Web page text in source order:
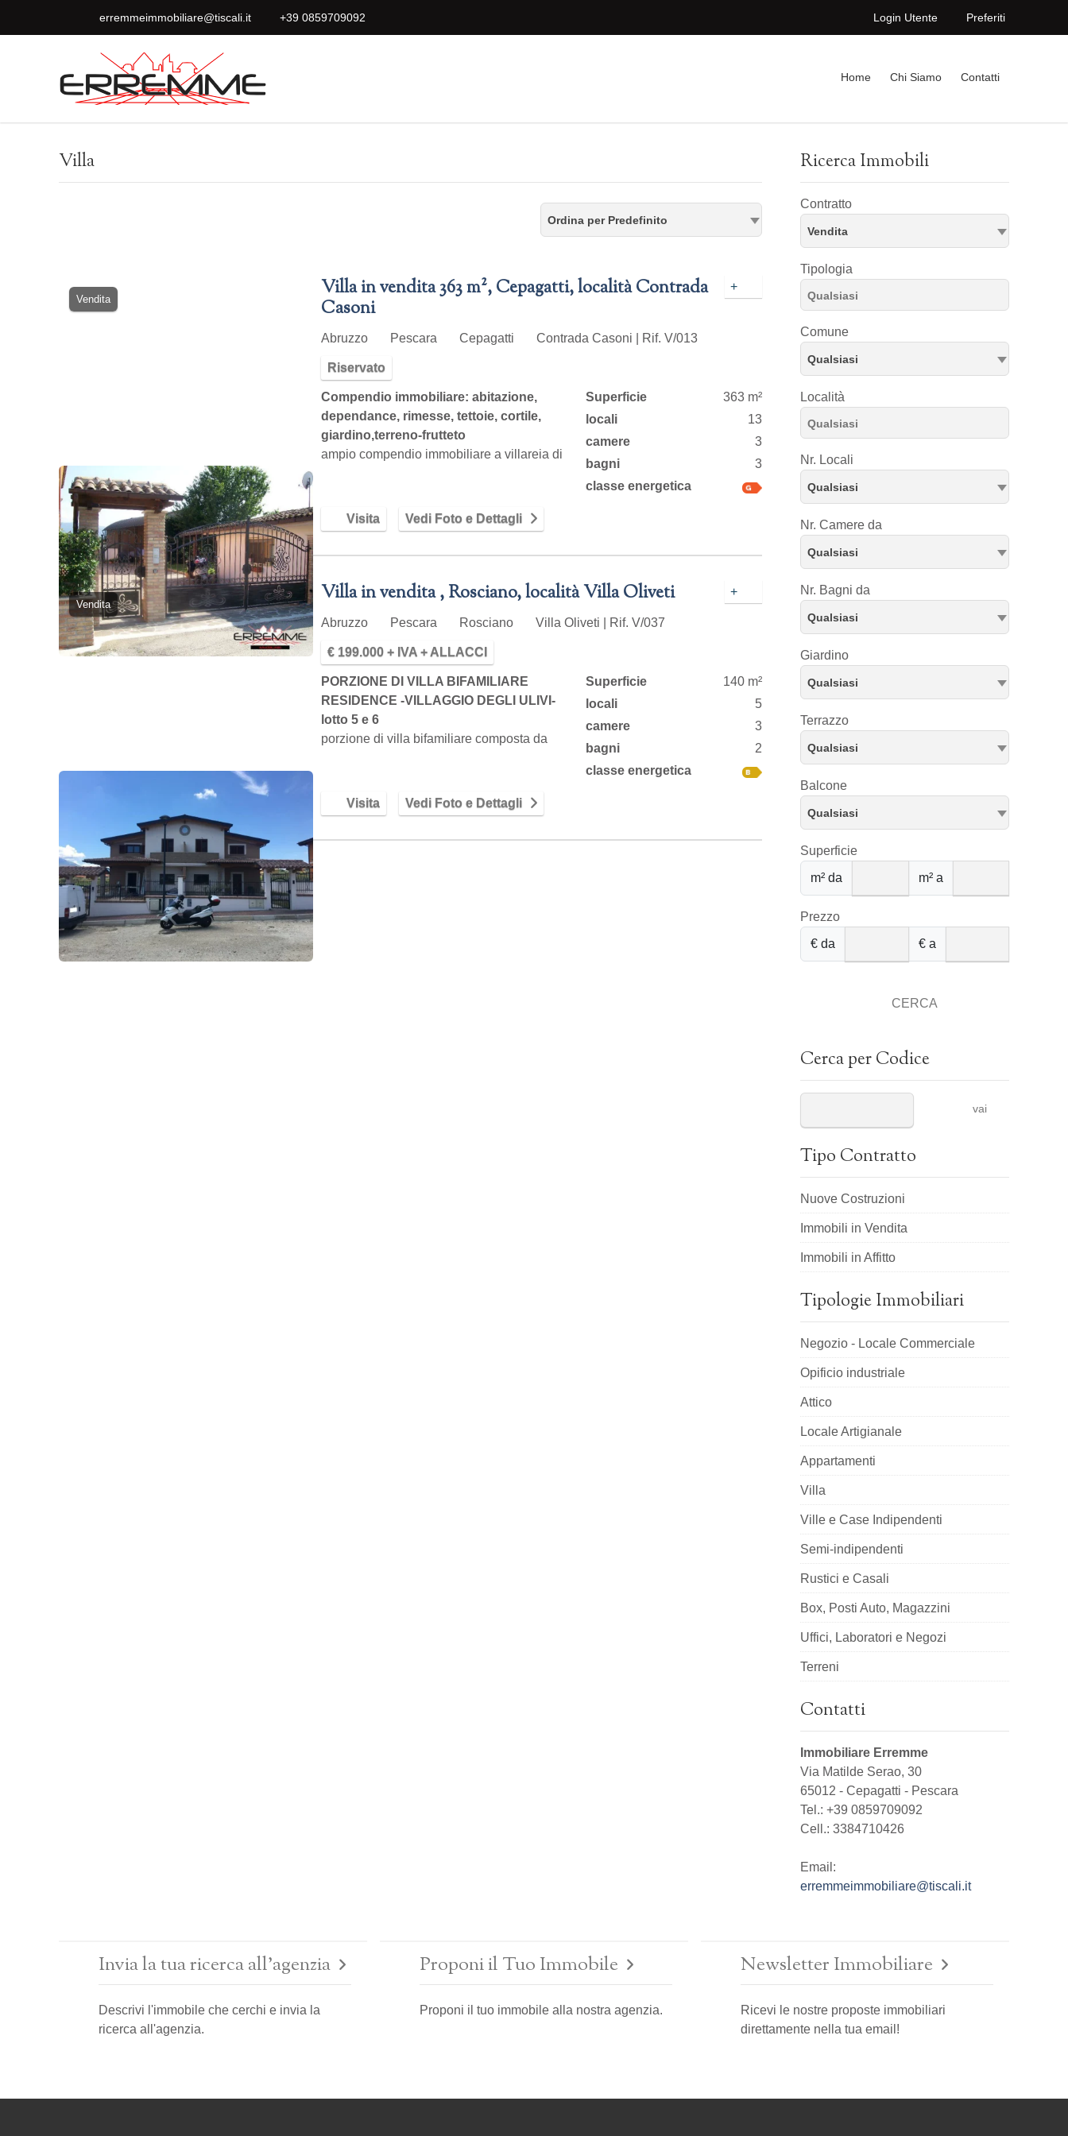
erremmeimmobiliare@tiscali.it +39 0859709092 Login Utente Preferiti
Home Chi Siamo Contatti
Villa
Ordina per Predefinito
Vendita
+
Villa in vendita 363 m², Cepagatti, località Contrada
Casoni
Abruzzo Pescara Cepagatti Contrada Casoni | Rif. V/013
Riservato
Compendio immobiliare: abitazione,
dependance, rimesse, tettoie, cortile,
giardino,terreno-frutteto
ampio compendio immobiliare a villareia di
Superficie
363 m²
locali
13
camere
3
bagni
3
classe energetica
Visita Vedi Foto e Dettagli
Vendita
+
Villa in vendita , Rosciano, località Villa Oliveti
Abruzzo Pescara Rosciano Villa Oliveti | Rif. V/037
€ 199.000 + IVA + ALLACCI
PORZIONE DI VILLA BIFAMILIARE
RESIDENCE -VILLAGGIO DEGLI ULIVI-
lotto 5 e 6
porzione di villa bifamiliare composta da
Superficie
140 m²
locali
5
camere
3
bagni
2
classe energetica
Visita Vedi Foto e Dettagli
Ricerca Immobili
Contratto
Vendita
Tipologia
Comune
Qualsiasi
Località
Nr. Locali
Qualsiasi
Nr. Camere da
Qualsiasi
Nr. Bagni da
Qualsiasi
Giardino
Qualsiasi
Terrazzo
Qualsiasi
Balcone
Qualsiasi
Superficie
m² da
m² a
Prezzo
€ da
€ a
CERCA
Cerca per Codice
vai
Tipo Contratto
Nuove Costruzioni
Immobili in Vendita
Immobili in Affitto
Tipologie Immobiliari
Negozio - Locale Commerciale
Opificio industriale
Attico
Locale Artigianale
Appartamenti
Villa
Ville e Case Indipendenti
Semi-indipendenti
Rustici e Casali
Box, Posti Auto, Magazzini
Uffici, Laboratori e Negozi
Terreni
Contatti
Immobiliare Erremme
Via Matilde Serao, 30
65012 - Cepagatti - Pescara
Tel.: +39 0859709092
Cell.: 3384710426
Email:
erremmeimmobiliare@tiscali.it
Invia la tua ricerca all'agenzia
Descrivi l'immobile che cerchi e invia la
ricerca all'agenzia.
Proponi il Tuo Immobile
Proponi il tuo immobile alla nostra agenzia.
Newsletter Immobiliare
Ricevi le nostre proposte immobiliari
direttamente nella tua email!